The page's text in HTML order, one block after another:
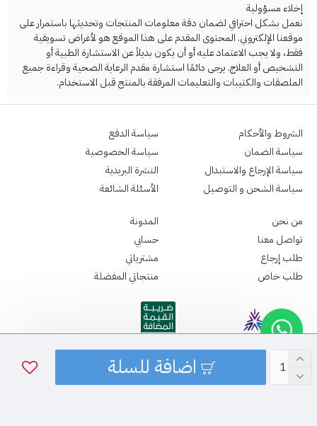
اضافة للسلة
إخلاء مسؤولية
نعمل بشكل احترافي لضمان دقة معلومات المنتجات وتحديثها باستمرار على
موقعنا الإلكتروني. المحتوى المقدم على هذا الموقع هو لأغراض تسويقية
فقط، ولا يجب الاعتماد عليه أو أن يكون بديلاً عن الاستشارة الطبية أو
التشخيص أو العلاج. يرجى دائمًا استشارة مقدم الرعاية الصحية وقراءة جميع
الملصقات والكتيبات والتعليمات المرفقة بالمنتج قبل الاستخدام.
الشروط والأحكام
سياسة الضمان
سياسة الإرجاع والاستبدال
سياسة الشحن و التوصيل
سياسة الدفع
سياسة الخصوصية
النشرة البريدية
الأسئلة الشائعة
من نحن
تواصل معنا
طلب إرجاع
طلب خاص
المدونة
حسابي
مشترياتي
منتجاتي المفضلة